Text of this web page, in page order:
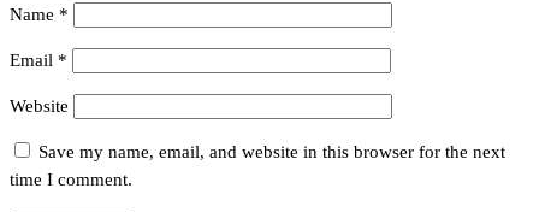
Name *
Email *
Website
Save my name, email, and website in this browser for the next
time I comment.